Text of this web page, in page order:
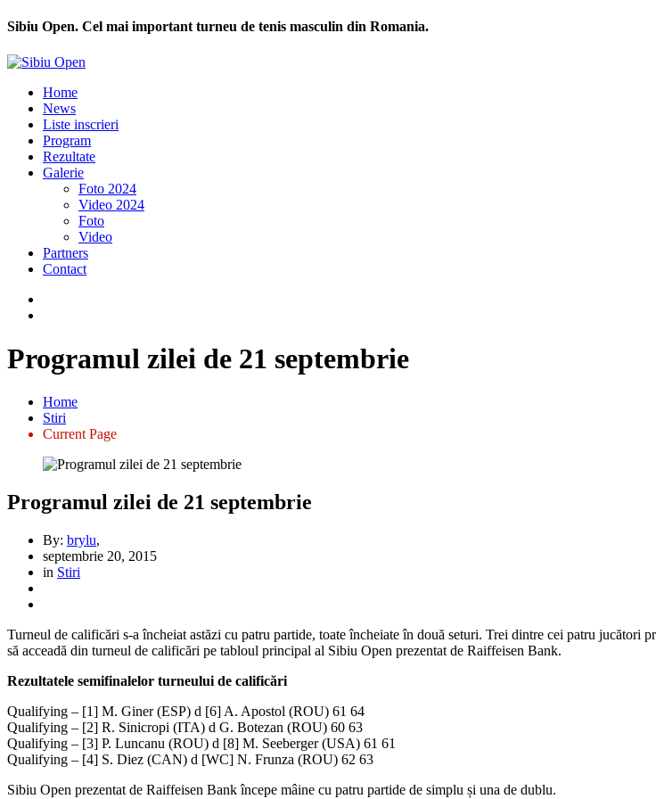
Sibiu Open. Cel mai important turneu de tenis masculin din Romania.
Home
News
Liste inscrieri
Program
Rezultate
Galerie
Foto 2024
Video 2024
Foto
Video
Partners
Contact
Programul zilei de 21 septembrie
Home
Stiri
Current Page
Programul zilei de 21 septembrie
By: brylu,
septembrie 20, 2015
in Stiri
Turneul de calificări s-a încheiat astăzi cu patru partide, toate încheiate în două seturi. Trei dintre cei patru
să acceadă din turneul de calificări pe tabloul principal al Sibiu Open prezentat de Raiffeisen Bank.
Rezultatele semifinalelor turneului de calificări
Qualifying – [1] M. Giner (ESP) d [6] A. Apostol (ROU) 61 64
Qualifying – [2] R. Sinicropi (ITA) d G. Botezan (ROU) 60 63
Qualifying – [3] P. Luncanu (ROU) d [8] M. Seeberger (USA) 61 61
Qualifying – [4] S. Diez (CAN) d [WC] N. Frunza (ROU) 62 63
Sibiu Open prezentat de Raiffeisen Bank începe mâine cu patru partide de simplu și una de dublu.